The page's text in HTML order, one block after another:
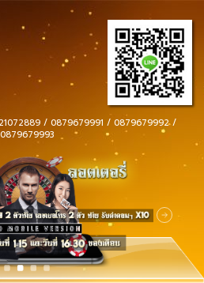
/ 0879679991 / 0879679992 /
0879679993